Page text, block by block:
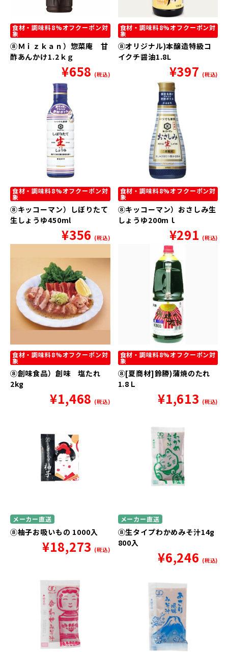
食材・調味料8%オフクーポン対
象
⑧Ｍｉｚｋａｎ）惣菜庵 甘
酢あんかけ1.2ｋｇ
¥658 (税込)
食材・調味料8%オフクーポン対
象
⑧オリジナル)本醸造特級コ
イクチ醤油1.8L
¥397 (税込)
食材・調味料8%オフクーポン対
象
⑧キッコーマン）しぼりたて
生しょうゆ450ml
¥356 (税込)
食材・調味料8%オフクーポン対
象
⑧キッコーマン）おさしみ生
しょうゆ200mｌ
¥291 (税込)
食材・調味料8%オフクーポン対
象
⑧創味食品）創味 塩たれ
2kg
¥1,468 (税込)
食材・調味料8%オフクーポン対
象
⑧[夏商材]鈴勝)蒲焼のたれ
1.8Ｌ
¥1,613 (税込)
メーカー直送
⑧柚子お吸いもの 1000入
¥18,273 (税込)
メーカー直送
⑧生タイプわかめみそ汁14g
800入
¥6,246 (税込)